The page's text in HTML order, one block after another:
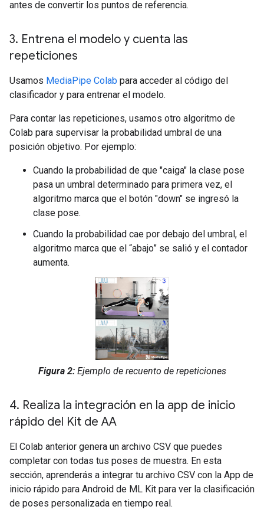
antes de convertir los puntos de referencia.
3. Entrena el modelo y cuenta las
repeticiones
Usamos MediaPipe Colab para acceder al código del
clasificador y para entrenar el modelo.
Para contar las repeticiones, usamos otro algoritmo de
Colab para supervisar la probabilidad umbral de una
posición objetivo. Por ejemplo:
Cuando la probabilidad de que "caiga" la clase pose
pasa un umbral determinado para primera vez, el
algoritmo marca que el botón "down" se ingresó la
clase pose.
Cuando la probabilidad cae por debajo del umbral, el
algoritmo marca que el “abajo” se salió y el contador
aumenta.
Figura 2:Ejemplo de recuento de repeticiones
4. Realiza la integración en la app de inicio
rápido del Kit de AA
El Colab anterior genera un archivo CSV que puedes
completar con todas tus poses de muestra. En esta
sección, aprenderás a integrar tu archivo CSV con la App de
inicio rápido para Android de ML Kit para ver la clasificación
de poses personalizada en tiempo real.